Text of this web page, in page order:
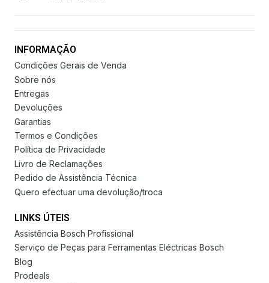
INFORMAÇÃO
Condições Gerais de Venda
Sobre nós
Entregas
Devoluções
Garantias
Termos e Condições
Política de Privacidade
Livro de Reclamações
Pedido de Assistência Técnica
Quero efectuar uma devolução/troca
LINKS ÚTEIS
Assistência Bosch Profissional
Serviço de Peças para Ferramentas Eléctricas Bosch
Blog
Prodeals